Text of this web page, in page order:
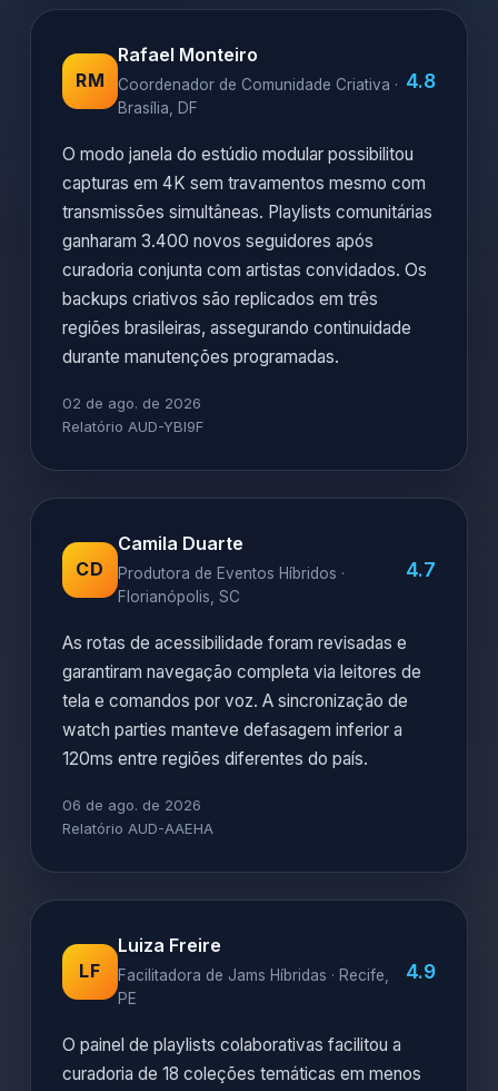
RM
Rafael Monteiro
Coordenador de Comunidade Criativa ·
Brasília, DF
4.8
O modo janela do estúdio modular possibilitou
capturas em 4K sem travamentos mesmo com
transmissões simultâneas. Playlists comunitárias
ganharam 3.400 novos seguidores após
curadoria conjunta com artistas convidados. Os
backups criativos são replicados em três
regiões brasileiras, assegurando continuidade
durante manutenções programadas.
02 de ago. de 2026
Relatório AUD-YBI9F
CD
Camila Duarte
Produtora de Eventos Híbridos ·
Florianópolis, SC
4.7
As rotas de acessibilidade foram revisadas e
garantiram navegação completa via leitores de
tela e comandos por voz. A sincronização de
watch parties manteve defasagem inferior a
120ms entre regiões diferentes do país.
06 de ago. de 2026
Relatório AUD-AAEHA
LF
Luiza Freire
Facilitadora de Jams Híbridas · Recife,
PE
4.9
O painel de playlists colaborativas facilitou a
curadoria de 18 coleções temáticas em menos